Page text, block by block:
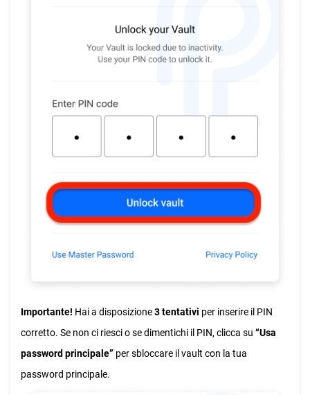
Importante! Hai a disposizione3 tentativi per inserire il PIN
corretto. Se non ci riesci o se dimentichi il PIN, clicca su “Usa
password principale” per sbloccare il vault con la tua
password principale.